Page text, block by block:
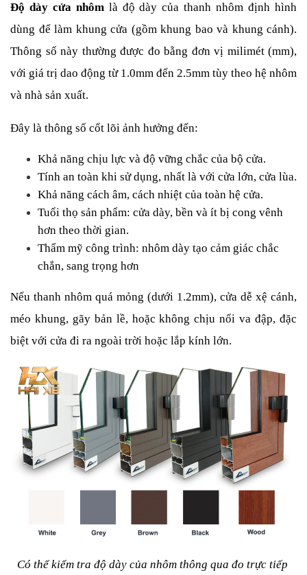
Độ dày cửa nhôm là độ dày của thanh nhôm định hình
dùng để làm khung cửa (gồm khung bao và khung cánh).
Thông số này thường được đo bằng đơn vị milimét (mm),
với giá trị dao động từ 1.0mm đến 2.5mm tùy theo hệ nhôm
và nhà sản xuất.
Đây là thông số cốt lõi ảnh hưởng đến:
Khả năng chịu lực và độ vững chắc của bộ cửa.
Tính an toàn khi sử dụng, nhất là với cửa lớn, cửa lùa.
Khả năng cách âm, cách nhiệt của toàn hệ cửa.
Tuổi thọ sản phẩm: cửa dày, bền và ít bị cong vênh
hơn theo thời gian.
Thẩm mỹ công trình: nhôm dày tạo cảm giác chắc
chắn, sang trọng hơn
Nếu thanh nhôm quá mỏng (dưới 1.2mm), cửa dễ xệ cánh,
méo khung, gãy bản lề, hoặc không chịu nổi va đập, đặc
biệt với cửa đi ra ngoài trời hoặc lắp kính lớn.
Có thể kiểm tra độ dày của nhôm thông qua đo trực tiếp